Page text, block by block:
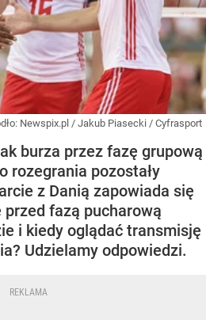
Newspix.pl / Jakub Piasecki / Cyfrasport
burza przez fazę grupową
rozegrania pozostały
z Danią zapowiada się
fazą pucharową
i kiedy oglądać transmisję
Udzielamy odpowiedzi.